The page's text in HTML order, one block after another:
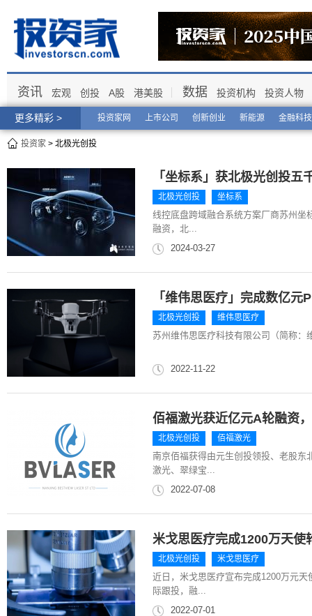
更多精彩 > 投资家网 上市公司 创新创业 新能源 金融科技
资讯 宏观 创投 A股 港美股 数据 投资机构 投资人物
投资家 > 北极光创投
「坐标系」获北极光创投五
北极光创投 坐标系
线控底盘跨域融合系统方案厂商苏州坐
融资，北...
2024-03-27
「维伟思医疗」完成数亿元
北极光创投 维伟思医疗
苏州维伟思医疗科技有限公司（简称：
2022-11-22
佰福激光获近亿元A轮融资
北极光创投 佰福激光
南京佰福获得由元生创投领投、老股东
激光、翠绿宝...
2022-07-08
米戈思医疗完成1200万天使
北极光创投 米戈思医疗
近日，米戈思医疗宣布完成1200万元
际跟投，融...
2022-07-01